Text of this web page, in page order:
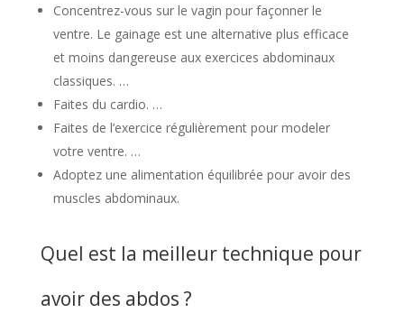
Concentrez-vous sur le vagin pour façonner le
ventre. Le gainage est une alternative plus efficace
et moins dangereuse aux exercices abdominaux
classiques. …
Faites du cardio. …
Faites de l’exercice régulièrement pour modeler
votre ventre. …
Adoptez une alimentation équilibrée pour avoir des
muscles abdominaux.
Quel est la meilleur technique pour
avoir des abdos ?